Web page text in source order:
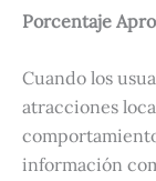
Porcentaje
Cuando los
atracciones
información